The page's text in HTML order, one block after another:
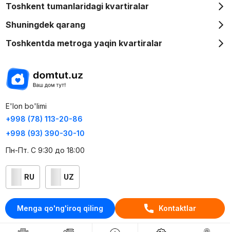
Menga qo'ng'iroq qiling Kontaktlar
Toshkent tumanlaridagi kvartiralar
Shuningdek qarang
Toshkentda metroga yaqin kvartiralar
E'lon bo'limi
+998 (78) 113-20-86
+998 (93) 390-30-10
Пн-Пт. С 9:30 до 18:00
RU UZ
Kontaktlar